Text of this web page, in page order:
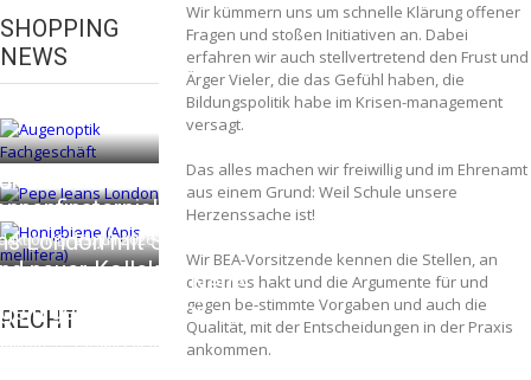
Wir kümmern uns um schnelle Klärung offener
Fragen und stoßen Initiativen an. Dabei
erfahren wir auch stellvertretend den Frust und
Ärger Vieler, die das Gefühl haben, die
Bildungspolitik habe im Krisen-management
versagt.
Das alles machen wir freiwillig und im Ehrenamt
aus einem Grund: Weil Schule unsere
Herzenssache ist!
Wir BEA-Vorsitzende kennen die Stellen, an
denen es hakt und die Argumente für und
gegen be-stimmte Vorgaben und auch die
Qualität, mit der Entscheidungen in der Praxis
ankommen.
SHOPPING
NEWS
– fit für die
23. Juli 2026
London mit Summer
neuer Kollektion
der Honig? – Neue
gelten 14. Juni
13. Juni 2026
RECHT